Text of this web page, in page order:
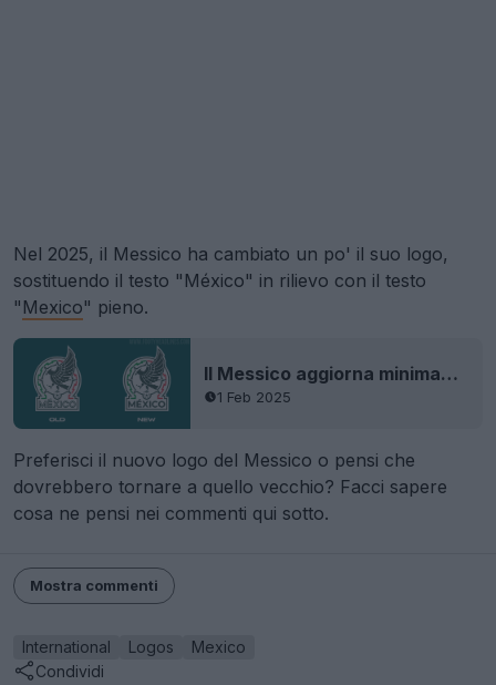
Nel 2025, il Messico ha cambiato un po' il suo logo,
sostituendo il testo "México" in rilievo con il testo
" Mexico" pieno.
Il Messico aggiorna minimamente il logo
1 Feb 2025
Preferisci il nuovo logo del Messico o pensi che
dovrebbero tornare a quello vecchio? Facci sapere
cosa ne pensi nei commenti qui sotto.
Mostra commenti
International Logos
Mexico
Condividi